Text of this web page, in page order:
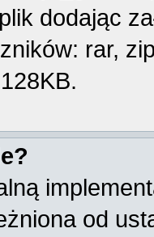
dodając
rar,
od